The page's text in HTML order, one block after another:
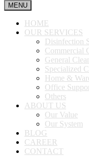
MENU
HOME
OUR SERVICES
Disinfection
Commercial
General
Specialized
Home &
Office
Others
ABOUT US
Our Value
Our System
BLOG
CAREER
CONTACT